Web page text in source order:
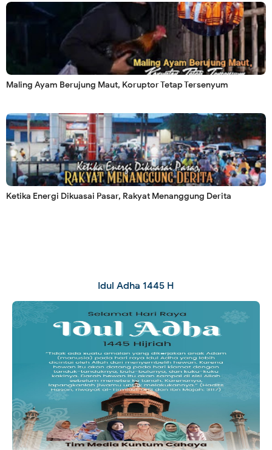
Maling Ayam Berujung Maut, Koruptor Tetap Tersenyum
Ketika Energi Dikuasai Pasar, Rakyat Menanggung Derita
Idul Adha 1445 H